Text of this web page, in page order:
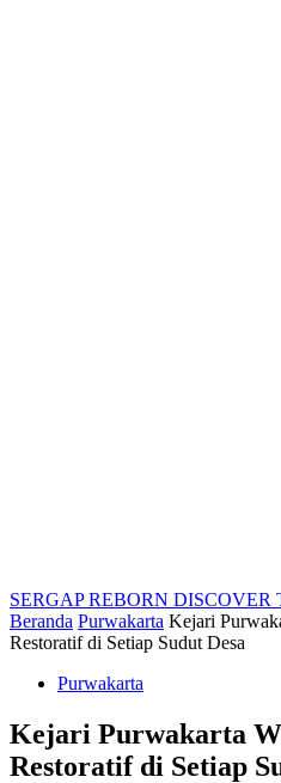
SERGAP REBORN DISCOVER
Beranda Purwakarta Kejari
Restoratif di Setiap Sudut Desa
Purwakarta
Kejari Purwakarta
Restoratif di Setiap